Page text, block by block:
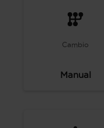
Cambio
Manual